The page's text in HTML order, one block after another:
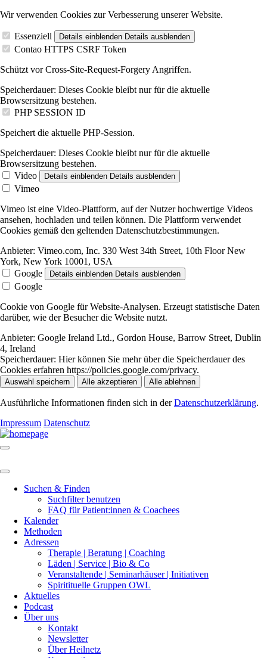
Wir verwenden Cookies zur Verbesserung unserer Website.
Essenziell Details einblenden Details ausblenden
Contao HTTPS CSRF Token
Schützt vor Cross-Site-Request-Forgery Angriffen.
Speicherdauer: Dieses Cookie bleibt nur für die aktuelle
Browsersitzung bestehen.
PHP SESSION ID
Speichert die aktuelle PHP-Session.
Speicherdauer: Dieses Cookie bleibt nur für die aktuelle
Browsersitzung bestehen.
Video
Details einblenden Details ausblenden
Vimeo
Vimeo ist eine Video-Plattform, auf der Nutzer hochwertige Videos
ansehen, hochladen und teilen können. Die Plattform verwendet
Cookies gemäß den geltenden Datenschutzbestimmungen.
Anbieter: Vimeo.com, Inc. 330 West 34th Street, 10th Floor New
York, New York 10001, USA
Google
Details einblenden Details ausblenden
Google
Cookie von Google für Website-Analysen. Erzeugt statistische Daten
darüber, wie der Besucher die Website nutzt.
Anbieter: Google Ireland Ltd., Gordon House, Barrow Street, Dublin
4, Ireland
Speicherdauer: Hier können Sie mehr über die Speicherdauer des
Cookies erfahren https://policies.google.com/privacy.
Auswahl speichern Alle akzeptieren Alle ablehnen
Ausführliche Informationen finden sich in derDatenschutzerklärung.
Impressum Datenschutz
Suchen & Finden
Suchfilter benutzen
FAQ für Patient:innen & Coachees
Kalender
Methoden
Adressen
Therapie | Beratung | Coaching
Läden | Service | Bio & Co
Veranstaltende | Seminarhäuser | Initiativen
Spiritituelle Gruppen OWL
Aktuelles
Podcast
Über uns
Kontakt
Newsletter
Über Heilnetz